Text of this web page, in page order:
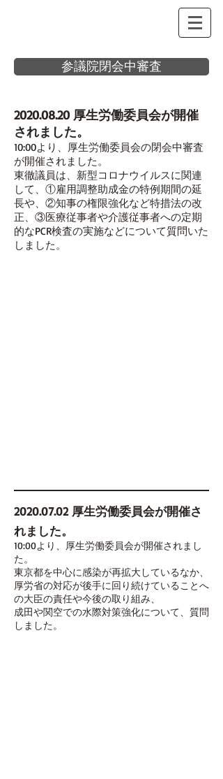
参議院閉会中審査
2020.08.20 厚生労働委員会が開催
されました。
10:00より、厚生労働委員会の閉会中審査
が開催されました。
東徹議員は、新型コロナウイルスに関連
して、①雇用調整助成金の特例期間の延
長や、②知事の権限強化など特措法の改
正、③医療従事者や介護従事者への定期
的なPCR検査の実施などについて質問いた
しました。
2020.07.02厚生労働委員会が開催さ
れました。
10:00より、厚生労働委員会が開催されまし
た。
東京都を中心に感染が再拡大しているなか、
厚労省の対応が後手に回り続けていることへ
の大臣の責任や今後の取り組み、
成田や関空での水際対策強化について、質問
しました。